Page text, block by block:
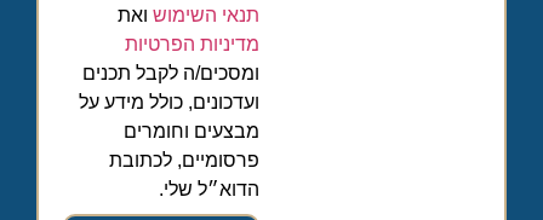
תנאי השימוש ואת
מדיניות הפרטיות
ומסכים/ה לקבל תכנים
ועדכונים, כולל מידע על
מבצעים וחומרים
פרסומיים, לכתובת
הדוא״ל שלי.